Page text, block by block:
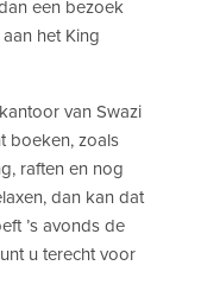
een bezoek
het King
van Swazi
boeken, zoals
raften en nog
dan kan dat
’s avonds de
u terecht voor